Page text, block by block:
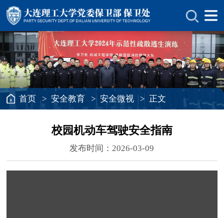
首页 >安全教育 >安全微视 > 正文
校园机动车驾驶安全指南
发布时间：2026-03-09